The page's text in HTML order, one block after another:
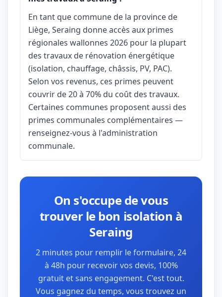
En tant que commune de la province de
Liège, Seraing donne accès aux primes
régionales wallonnes 2026 pour la plupart
des travaux de rénovation énergétique
(isolation, chauffage, châssis, PV, PAC).
Selon vos revenus, ces primes peuvent
couvrir de 20 à 70% du coût des travaux.
Certaines communes proposent aussi des
primes communales complémentaires —
renseignez-vous à l'administration
communale.
On s'occupe de vous
trouver le bon isolation à
Seraing
2 minutes pour remplir le formulaire, 24
à 48h pour recevoir vos devis, 100%
gratuit et sans engagement. C'est tout.
Vous gagnez du temps, vous trouvez un